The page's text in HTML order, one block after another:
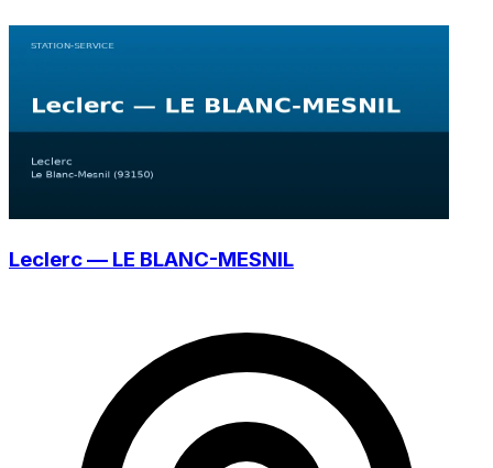
Leclerc — LE BLANC-MESNIL